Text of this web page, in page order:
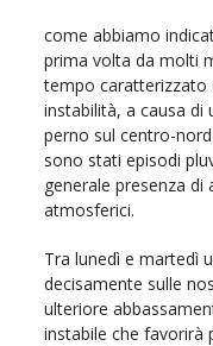
come abbiamo
prima volta da molti
tempo caratterizzato
instabilità, a causa di
perno sul centro-
sono stati episodi
generale presenza di
atmosferici.
Tra lunedì e martedì
decisamente sulle
ulteriore
instabile che favorirà